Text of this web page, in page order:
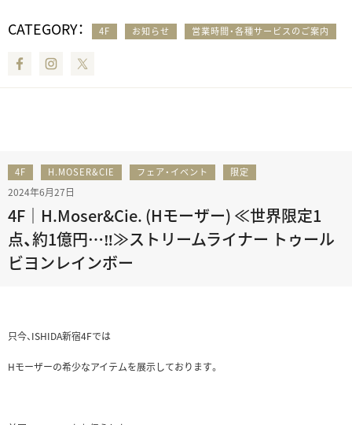
CATEGORY： 4F お知らせ 営業時間・各種サービスのご案内
FacebookInstagram
4F H.MOSER&CIE フェア・イベント 限定
2024年6月27日
4F｜H.Moser&Cie. (Hモーザー) ≪世界限定1
点、約1億円…‼≫ストリームライナー トゥール
ビヨンレインボー
只今、ISHIDA新宿4Fでは
Hモーザーの希少なアイテムを展示しております。